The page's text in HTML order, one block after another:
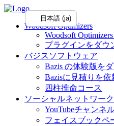
Woodsoft Optimizers
Woodsoft
プラグインをダウ
バジスソフトウェア
Bazis の体験版を
Bazisに見積りを依
四柱推命コース
ソーシャルネットワーク
YouTubeチャンネ
フェイスブックペ
日本語 (ja)